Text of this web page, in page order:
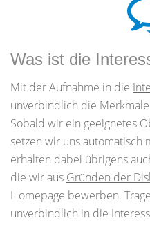
Was ist die
Mit der Aufnahme in die
unverbindlich die
Sobald wir ein geeignetes
setzen wir uns automatisch
erhalten dabei übrigens
die wir aus Gründen der
Homepage bewerben.
unverbindlich in die